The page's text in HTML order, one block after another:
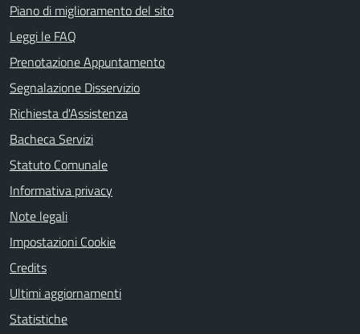
Piano di miglioramento del sito
Leggi le FAQ
Prenotazione Appuntamento
Segnalazione Disservizio
Richiesta d'Assistenza
Bacheca Servizi
Statuto Comunale
Informativa privacy
Note legali
Impostazioni Cookie
Credits
Ultimi aggiornamenti
Statistiche